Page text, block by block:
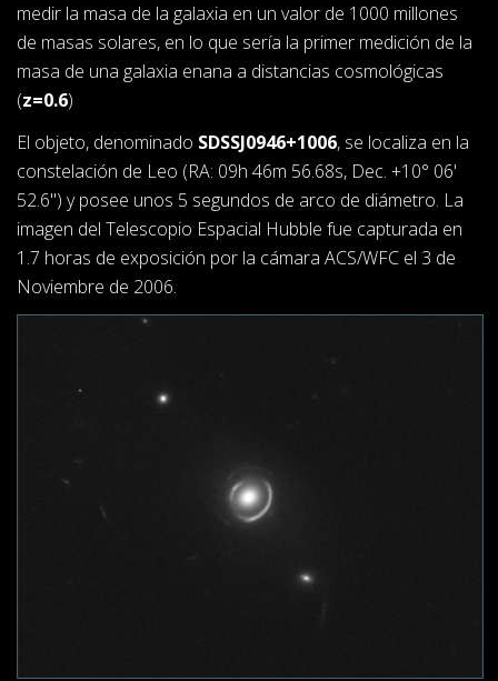
medir la masa de la galaxia en un valor de 1000 millones
de masas solares, en lo que sería la primer medición de la
masa de una galaxia enana a distancias cosmológicas
(z=0.6)
El objeto, denominado SDSSJ0946+1006, se localiza en la
constelación de Leo (RA: 09h 46m 56.68s, Dec. +10° 06'
52.6") y posee unos 5 segundos de arco de diámetro. La
imagen del Telescopio Espacial Hubble fue capturada en
1.7 horas de exposición por la cámara ACS/WFC el 3 de
Noviembre de 2006.